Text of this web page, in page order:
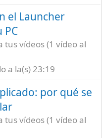
el Launcher
PC
tus vídeos (1 vídeo al
a la(s) 23:19
por qué se
tus vídeos (1 vídeo al